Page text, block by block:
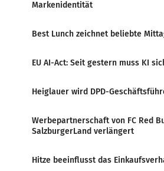
Markenidentität
Best Lunch zeichnet beliebte
EU AI-Act: Seit gestern muss KI
Heiglauer wird DPD-
Werbepartnerschaft von FC Red
SalzburgerLand verlängert
Hitze beeinflusst das